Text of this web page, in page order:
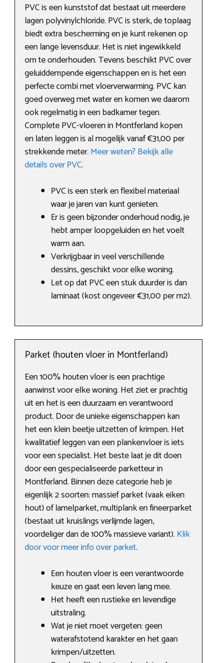
PVC is een kunststof dat bestaat uit meerdere
lagen polyvinylchloride. PVC is sterk, de toplaag
biedt extra bescherming en je kunt rekenen op
een lange levensduur. Het is niet ingewikkeld
om te onderhouden. Tevens beschikt PVC over
geluiddempende eigenschappen en is het een
perfecte combi met vloerverwarming. PVC kan
goed overweg met water en komen we daarom
ook regelmatig in een badkamer tegen.
Complete PVC-vloeren in Montferland kopen
en laten leggen is al mogelijk vanaf €31,00 per
strekkende meter. Meer weten? Bekijk alle
details over PVC.
PVC is een sterk en flexibel materiaal
waar je jaren van kunt genieten.
Er is geen bijzonder onderhoud nodig, je
hebt amper loopgeluiden en het voelt
warm aan.
Verkrijgbaar in veel verschillende
dessins, geschikt voor elke woning.
Let op dat PVC een stuk duurder is dan
laminaat (kost ongeveer €31,00 per m2).
Parket (houten vloer in Montferland)
Een 100% houten vloer is een prachtige
aanwinst voor elke woning. Het ziet er prachtig
uit en het is een duurzaam en verantwoord
product. Door de unieke eigenschappen kan
het een klein beetje uitzetten of krimpen. Het
kwalitatief leggen van een plankenvloer is iets
voor een specialist. Het beste laat je dit doen
door een gespecialiseerde parketteur in
Montferland. Binnen deze categorie heb je
eigenlijk 2 soorten: massief parket (vaak eiken
hout) of lamelparket, multiplank en fineerparket
(bestaat uit kruislings verlijmde lagen,
voordeliger dan de 100% massieve variant). Klik
door voor meer info over parket.
Een houten vloer is een verantwoorde
keuze en gaat een leven lang mee.
Het heeft een rustieke en levendige
uitstraling.
Wat je niet moet vergeten: geen
waterafstotend karakter en het gaan
krimpen/uitzetten.